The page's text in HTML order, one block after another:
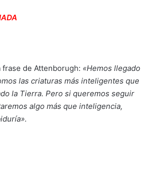
de Attenborugh: «Hemos llegado
las criaturas más inteligentes que
la Tierra. Pero si queremos seguir
algo más que inteligencia,